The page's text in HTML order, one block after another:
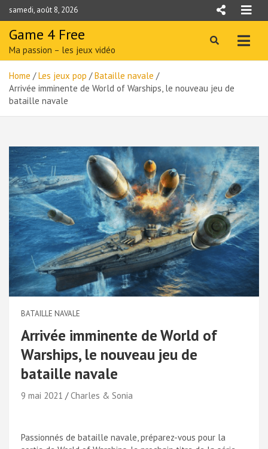
Skip
to
content
samedi, août 8, 2026
Game 4 Free
Ma passion – les jeux vidéo
Home Les jeux pop
Bataille navale
Arrivée imminente de World of Warships, le nouveau jeu de
bataille navale
BATAILLE NAVALE
Arrivée imminente de World of
Warships, le nouveau jeu de
bataille navale
9 mai 2021 Charles & Sonia
Passionnés de bataille navale, préparez-vous pour la